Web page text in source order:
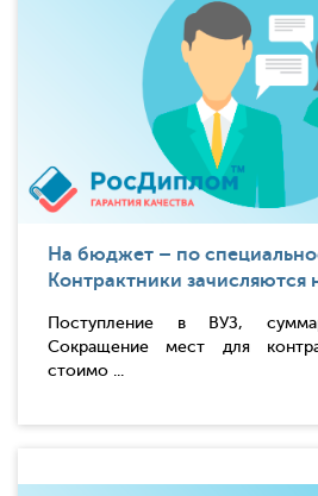
На бюджет – по
Контрактники зачисляются
Поступление в ВУЗ,
Сокращение мест для
стоимо ...